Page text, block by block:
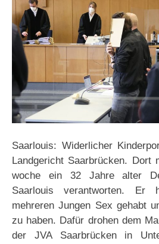
Saarlouis: Widerlicher
Landgericht Saarbrücken.
woche ein 32 Jahre alter
Saarlouis verantworten. Er
mehreren Jungen Sex gehabt
zu haben. Dafür drohen dem
der JVA Saarbrücken in